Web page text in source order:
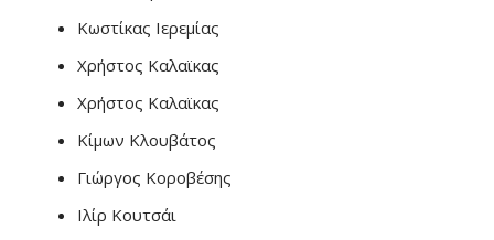
Κωστίκας Ιερεμίας
Χρήστος Καλαϊκας
Χρήστος Καλαϊκας
Κίμων Κλουβάτος
Γιώργος Κοροβέσης
Ιλίρ Κουτσάι